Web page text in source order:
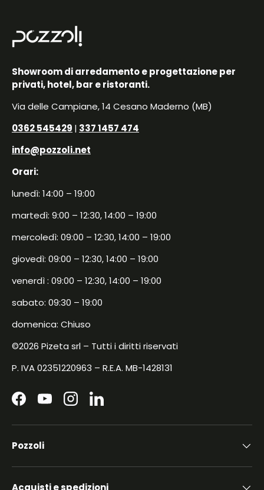
Showroom di arredamento e progettazione per
privati, hotel, bar e ristoranti.
Via delle Campiane, 14 Cesano Maderno (MB)
0362 545429 | 337 1457 474
info@pozzoli.net
Orari:
lunedì: 14:00 – 19:00
martedì: 9:00 – 12:30, 14:00 – 19:00
mercoledì: 09:00 – 12:30, 14:00 – 19:00
giovedì: 09:00 – 12:30, 14:00 – 19:00
venerdì : 09:00 – 12:30, 14:00 – 19:00
sabato: 09:30 – 19:00
domenica: Chiuso
©2026 Pizeta srl – Tutti i diritti riservati
P. IVA 02351220963 – R.E.A. MB-1428131
FacebookYouTubeInstagramLinkedIn
Pozzoli
Acquisti e spedizioni